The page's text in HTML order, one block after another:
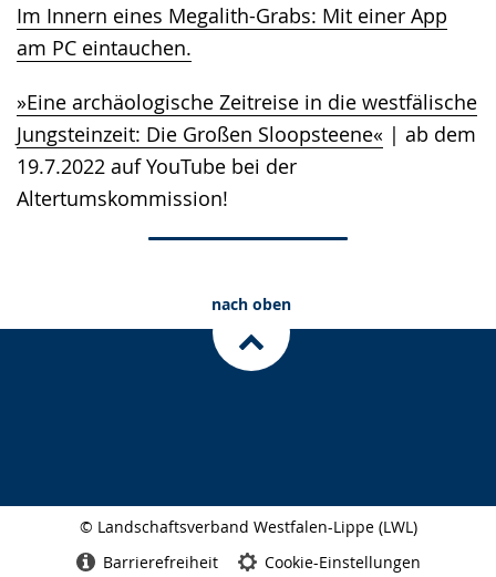
Im Innern eines Megalith-Grabs: Mit einer App
am PC eintauchen.
»Eine archäologische Zeitreise in die westfälische
Jungsteinzeit: Die Großen Sloopsteene« | ab dem
19.7.2022 auf YouTube bei der
Altertumskommission!
nach oben
© Landschaftsverband Westfalen-Lippe (LWL)
Barrierefreiheit Cookie-Einstellungen